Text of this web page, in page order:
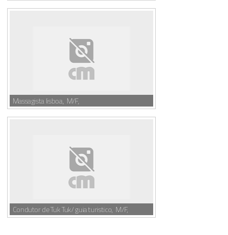
Massagista lisboa, M/F,
Condutor de Tuk Tuk/ guia turistico, M/F,